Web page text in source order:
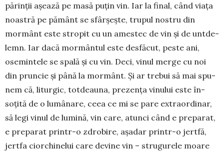
părinții așea­­ză pe ma­să puțin vin. Iar la final, când viața
noastră pe pă­mânt se sfâr­șește, trupul nos­tru din
mormânt este stropit cu un amestec de vin și de unt­de­
lemn. Iar dacă mor­mân­tul este des­făcut, peste ani,
osemintele se spală și cu vin. Deci, vinul merge cu noi
din pruncie și până la mor­mânt. Și ar trebui să mai spu­
nem că, liturgic, tot­dea­una, prezența vinului este în­
soțită de o lu­mâ­nare, ceea ce mi se pare extraor­di­nar,
să legi vinul de lumină, vin care, atunci când e preparat,
e pre­parat printr-o zdrobire, așadar printr-o jertfă,
jertfa ciorchinelui care devine vin – stru­gurele moare